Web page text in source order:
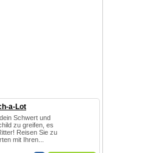
a-Lot
Schwert und
zu greifen, es
Reisen Sie zu
mit Ihren...